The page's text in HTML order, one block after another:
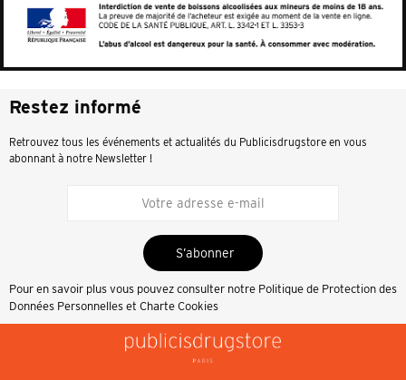
Restez informé
Retrouvez tous les événements et actualités du Publicisdrugstore en vous
abonnant à notre Newsletter !
S’abonner
Pour en savoir plus vous pouvez consulter notre Politique de Protection des
Données Personnelles et Charte Cookies